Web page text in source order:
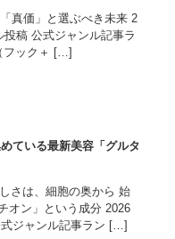
真価」と選ぶべき未来 2
稿 公式ジャンル記事ラ
フック＋ […]
ている最新美容「グルタ
は、細胞の奥から 始
オン」という成分 2026
ジャンル記事ラン […]